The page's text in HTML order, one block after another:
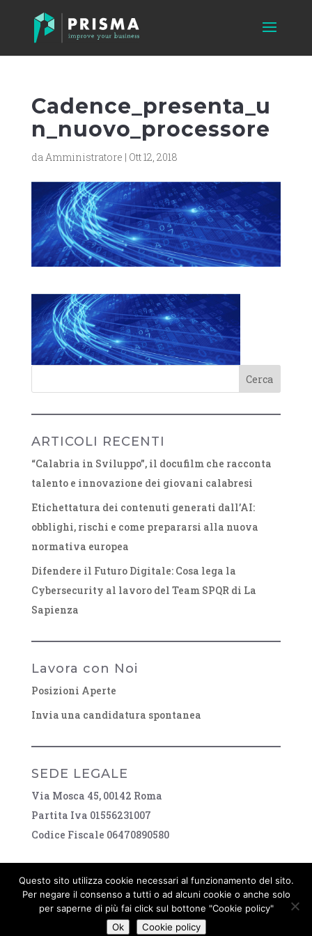
Cadence_presenta_u
n_nuovo_processore
daAmministratore | Ott 12, 2018
ARTICOLI RECENTI
“Calabria in Sviluppo”, il docufilm che racconta
talento e innovazione dei giovani calabresi
Etichettatura dei contenuti generati dall’AI:
obblighi, rischi e come prepararsi alla nuova
normativa europea
Difendere il Futuro Digitale: Cosa lega la
Cybersecurity al lavoro del Team SPQR di La
Sapienza
Lavora con Noi
Posizioni Aperte
Invia una candidatura spontanea
SEDE LEGALE
Via Mosca 45, 00142 Roma
Partita Iva 01556231007
Codice Fiscale 06470890580
Copyright © 2026 Prisma srl. Tutti i diritti riservati.
Questo sito utilizza cookie necessari al funzionamento del sito.
Per negare il consenso a tutti o ad alcuni cookie o anche solo
per saperne di più fai click sul bottone "Cookie policy"
Ok
Cookie policy